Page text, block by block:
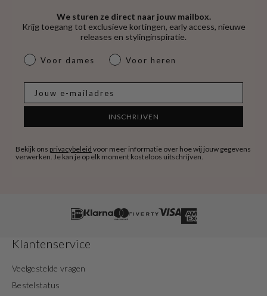
We sturen ze direct naar jouw mailbox.
Krijg toegang tot exclusieve kortingen, early access, nieuwe
releases en stylinginspiratie.
dames & heren
Voor dames Voor heren
INSCHRIJVEN
Bekijk ons privacybeleid voor meer informatie over hoe wij jouw gegevens
verwerken. Je kan je op elk moment kosteloos uitschrijven.
Klantenservice
Veelgestelde vragen
Bestelstatus